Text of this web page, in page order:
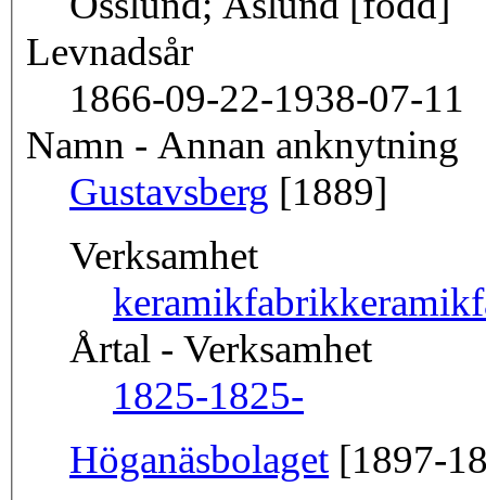
Levnadsår
1866-09-22-1938-07-11
Namn - Annan anknytning
Gustavsberg [1889]
Verksamhet
keramikfabrik
Årtal - Verksamhet
1825-1825-
Höganäsbolaget [1897-